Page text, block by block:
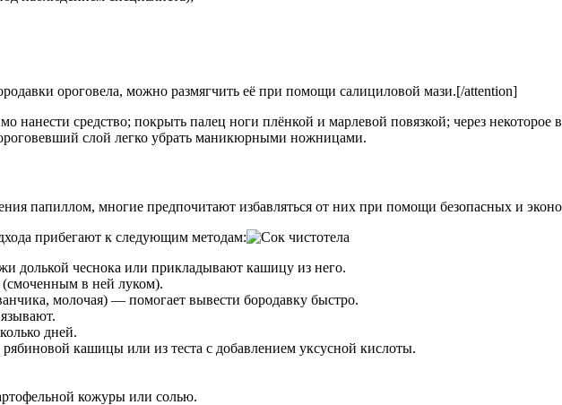
ороговела, можно размягчить её при помощи салициловой мази.[/attention]
нанести средство; покрыть палец ноги плёнкой и марлевой повязкой; через некоторое
слой легко убрать маникюрными ножницами.
папиллом, многие предпочитают избавляться от них при помощи безопасных и
прибегают к следующим методам:
долькой чеснока или прикладывают кашицу из него.
в ней луком).
молочая) — помогает вывести бородавку быстро.
дней.
кашицы или из теста с добавлением уксусной кислоты.
кожуры или солью.